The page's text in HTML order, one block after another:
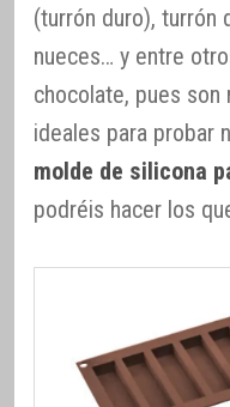
(turrón duro), turrón
nueces… y entre
chocolate, pues
ideales para probar
molde de silicona
podréis hacer los